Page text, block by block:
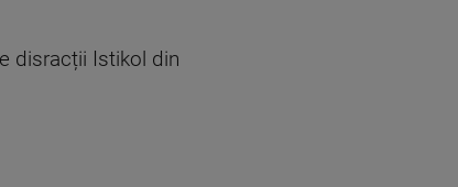
disracții Istikol din